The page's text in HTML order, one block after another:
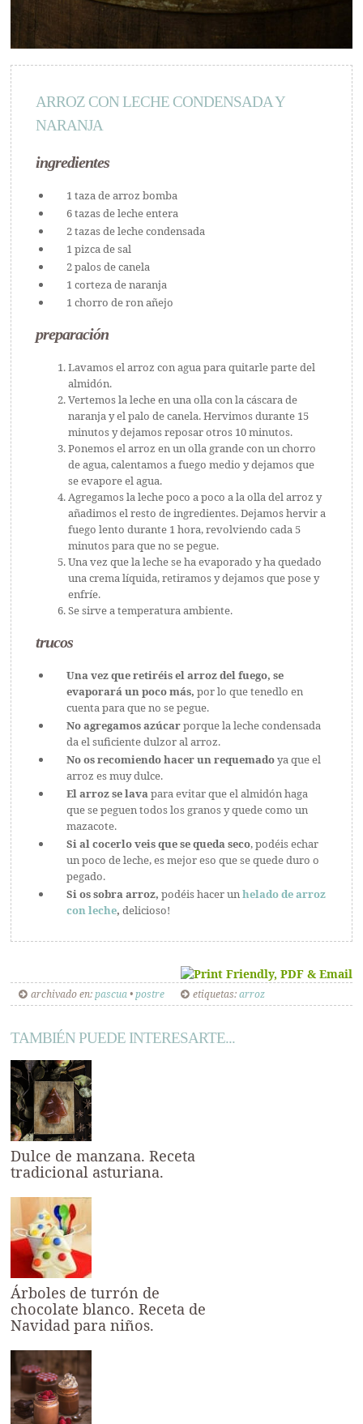
ARROZ CON LECHE CONDENSADA Y
NARANJA
ingredientes
1 taza de arroz bomba
6 tazas de leche entera
2 tazas de leche condensada
1 pizca de sal
2 palos de canela
1 corteza de naranja
1 chorro de ron añejo
preparación
Lavamos el arroz con agua para quitarle parte del
almidón.
Vertemos la leche en una olla con la cáscara de
naranja y el palo de canela. Hervimos durante 15
minutos y dejamos reposar otros 10 minutos.
Ponemos el arroz en un olla grande con un chorro
de agua, calentamos a fuego medio y dejamos que
se evapore el agua.
Agregamos la leche poco a poco a la olla del arroz y
añadimos el resto de ingredientes. Dejamos hervir a
fuego lento durante 1 hora, revolviendo cada 5
minutos para que no se pegue.
Una vez que la leche se ha evaporado y ha quedado
una crema líquida, retiramos y dejamos que pose y
enfríe.
Se sirve a temperatura ambiente.
trucos
Una vez que retiréis el arroz del fuego, se
evaporará un poco más,por lo que tenedlo en
cuenta para que no se pegue.
No agregamos azúcarporque la leche condensada
da el suficiente dulzor al arroz.
No os recomiendo hacer un requemadoya que el
arroz es muy dulce.
El arroz se lavapara evitar que el almidón haga
que se peguen todos los granos y quede como un
mazacote.
Si al cocerlo veis que se queda seco, podéis echar
un poco de leche, es mejor eso que se quede duro o
pegado.
Si os sobra arroz, podéis hacer unhelado de arroz
con leche, delicioso!
archivado en:pascua•postre etiquetas:arroz
TAMBIÉN PUEDE INTERESARTE...
Dulce de manzana. Receta
tradicional asturiana.
Árboles de turrón de
chocolate blanco. Receta de
Navidad para niños.